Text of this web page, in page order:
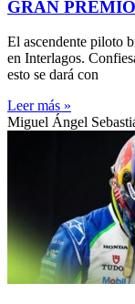
GRAN
El ascendente piloto
en Interlagos.
esto se dará con
Leer más »
Miguel Ángel